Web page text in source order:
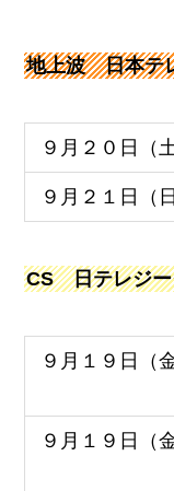
地上波 日本テ
９月２０日（土
９月２１日（日
CS 日テレジー
９月１９日（金
９月１９日（金